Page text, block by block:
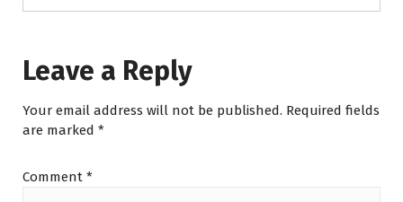
Leave a Reply
Your email address will not be published. Required fields
are marked *
Comment *